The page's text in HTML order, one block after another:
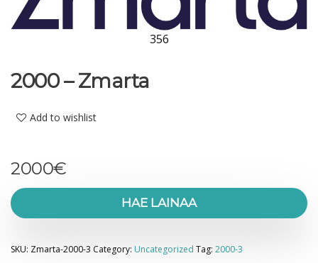
356
2000 – Zmarta
Add to wishlist
2000€
HAE LAINAA
SKU: Zmarta-2000-3 Category: Uncategorized Tag: 2000-3